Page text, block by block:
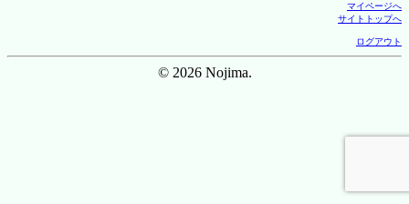
マイページへ
サイトトップへ
ログアウト
© 2026 Nojima.